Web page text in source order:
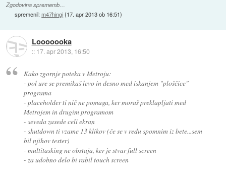
Zgodovina sprememb…
spremenil:m47hingi(17. apr 2013 ob 16:51)
Looooooka
:: 17. apr 2013, 16:50
Kako zgornje poteka v Metroju:
- pol ure se premikaš levo in desno med iskanjem "ploščice"
programa
- placeholder ti nič ne pomaga, ker moraš preklapljati med
Metrojem in drugim programom
- seveda zasede celi ekran
- shutdown ti vzame 13 klikov (če se v redu spomnim iz bete...sem
bil njihov tester)
- multitasking ne obstaja, ker je stvar full screen
- za udobno delo bi rabil touch screen